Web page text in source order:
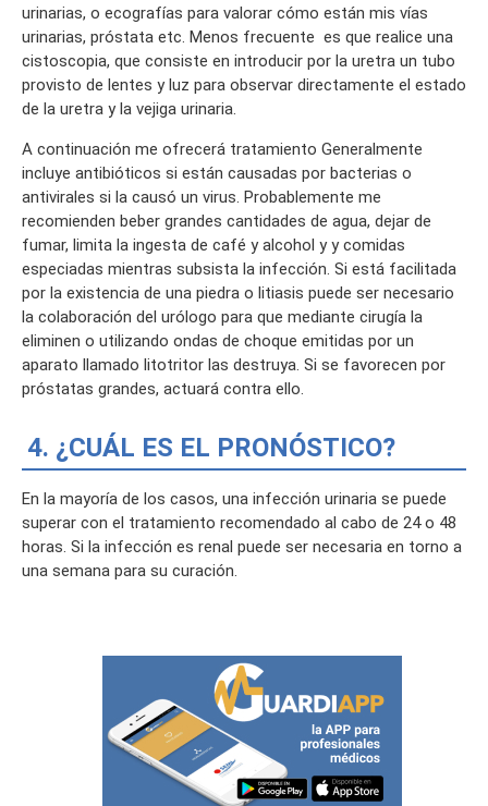
urinarias, o ecografías para valorar cómo están mis vías
urinarias, próstata etc. Menos frecuente es que realice una
cistoscopia, que consiste en introducir por la uretra un tubo
provisto de lentes y luz para observar directamente el estado
de la uretra y la vejiga urinaria.
A continuación me ofrecerá tratamiento Generalmente
incluye antibióticos si están causadas por bacterias o
antivirales si la causó un virus. Probablemente me
recomienden beber grandes cantidades de agua, dejar de
fumar, limita la ingesta de café y alcohol y y comidas
especiadas mientras subsista la infección. Si está facilitada
por la existencia de una piedra o litiasis puede ser necesario
la colaboración del urólogo para que mediante cirugía la
eliminen o utilizando ondas de choque emitidas por un
aparato llamado litotritor las destruya. Si se favorecen por
próstatas grandes, actuará contra ello.
4. ¿CUÁL ES EL PRONÓSTICO?
En la mayoría de los casos, una infección urinaria se puede
superar con el tratamiento recomendado al cabo de 24 o 48
horas. Si la infección es renal puede ser necesaria en torno a
una semana para su curación.